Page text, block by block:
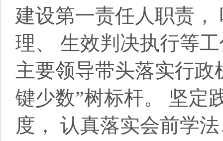
建设第一责任人职责
理、 生效判决执行等
主要领导带头落实行政
键少数”树标杆。 坚定
度， 认真落实会前学